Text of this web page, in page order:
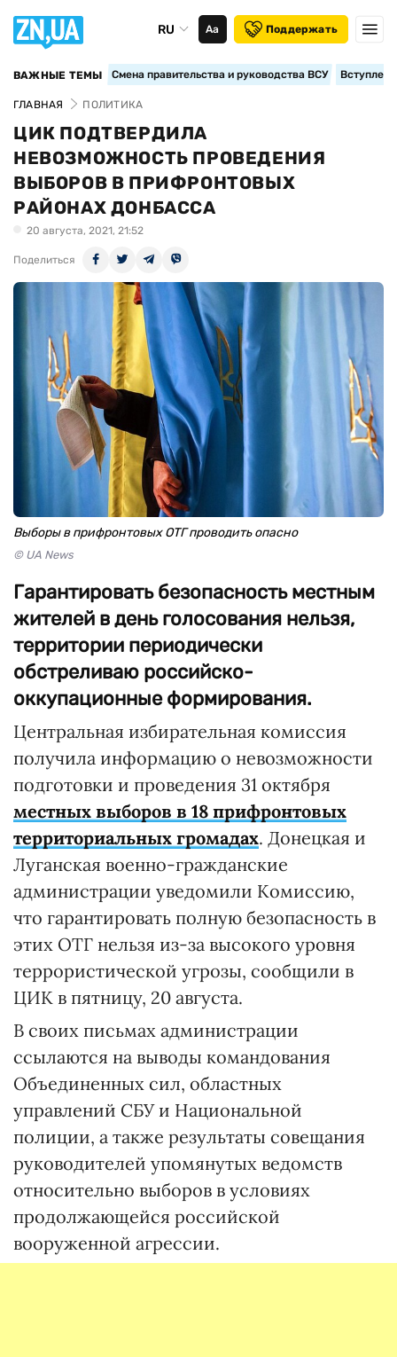
RU Аа Поддержать
ВАЖНЫЕ ТЕМЫ Смена правительства и руководства ВСУ
ГЛАВНАЯ ПОЛИТИКА
ЦИК ПОДТВЕРДИЛА
НЕВОЗМОЖНОСТЬ ПРОВЕДЕНИЯ
ВЫБОРОВ В ПРИФРОНТОВЫХ
РАЙОНАХ ДОНБАССА
20 августа, 2021, 21:52
Поделиться
Выборы в прифронтовых ОТГ проводить опасно
© UA News
Гарантировать безопасность местным
жителей в день голосования нельзя,
территории периодически
обстреливаю российско-
оккупационные формирования.
Центральная избирательная комиссия
получила информацию о невозможности
подготовки и проведения 31 октября
местных выборов в 18 прифронтовых
территориальных громадах. Донецкая и
Луганская военно-гражданские
администрации уведомили Комиссию,
что гарантировать полную безопасность в
этих ОТГ нельзя из-за высокого уровня
террористической угрозы, сообщили в
ЦИК в пятницу, 20 августа.
В своих письмах администрации
ссылаются на выводы командования
Объединенных сил, областных
управлений СБУ и Национальной
полиции, а также результаты совещания
руководителей упомянутых ведомств
относительно выборов в условиях
продолжающейся российской
вооруженной агрессии.